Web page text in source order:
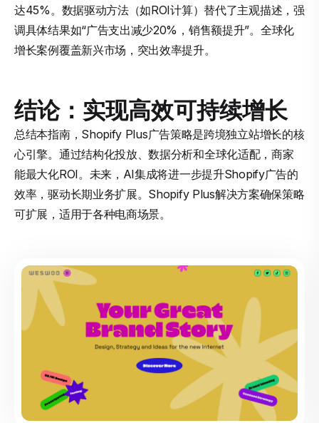
达45%。数据驱动方法（如ROI计算）替代了主观描述，强
调具体结果如“广告支出减少20%，销售额提升”。全球化
增长案例覆盖新兴市场，突出效率提升。
结论：实现高效可持续增长
总结本指南，Shopify Plus广告策略是跨境独立站增长的核
心引擎。通过结构化投放、数据分析和全球化适配，商家
能最大化ROI。未来，AI集成将进一步提升Shopify广告的
效率，驱动长期业务扩展。Shopify Plus解决方案确保策略
可扩展，适用于各种电商场景。